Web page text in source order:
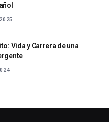
Vida y Carrera de una